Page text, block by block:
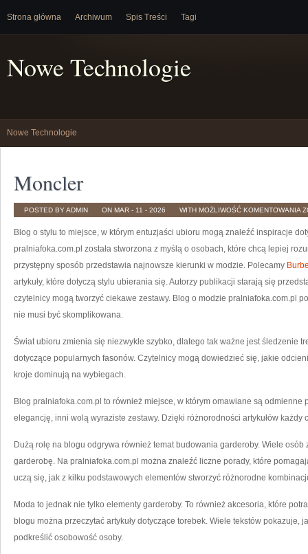
Strona główna Archiwum Spis Treści Tagi
Nowe Technologie
Nowe Technologie
Moncler
POSTED BY ADMIN ON MAR - 11 - 2026 WITH MOŻLIWOŚĆ KOMENTOWANIA
Blog o stylu to miejsce, w którym entuzjaści ubioru mogą znaleźć inspiracje
pralniafoka.com.pl została stworzona z myślą o osobach, które chcą lepiej
przystępny sposób przedstawia najnowsze kierunki w modzie. Polecamy
artykuły, które dotyczą stylu ubierania się. Autorzy publikacji starają się
czytelnicy mogą tworzyć ciekawe zestawy. Blog o modzie pralniafoka.com.pl
nie musi być skomplikowana.
Świat ubioru zmienia się niezwykle szybko, dlatego tak ważne jest śledzenie
dotyczące popularnych fasonów. Czytelnicy mogą dowiedzieć się, jakie
kroje dominują na wybiegach.
Blog pralniafoka.com.pl to również miejsce, w którym omawiane są
elegancję, inni wolą wyraziste zestawy. Dzięki różnorodności artykułów każdy
Dużą rolę na blogu odgrywa również temat budowania garderoby. Wiele
garderobę. Na pralniafoka.com.pl można znaleźć liczne porady, które
uczą się, jak z kilku podstawowych elementów stworzyć różnorodne
Moda to jednak nie tylko elementy garderoby. To również akcesoria, które
blogu można przeczytać artykuły dotyczące torebek. Wiele tekstów pokazuje,
podkreślić osobowość osoby.